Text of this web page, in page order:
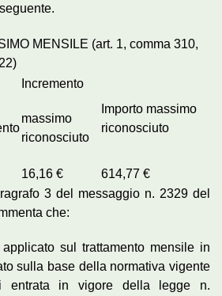
MENSILE (art. 1, comma 310,
Incremento
massimo
riconosciuto
Importo massimo
riconosciuto
16,16 €
614,77 €
3 del messaggio n. 2329 del
che:
sul trattamento mensile in
sulla base della normativa vigente
entrata in vigore della legge n.